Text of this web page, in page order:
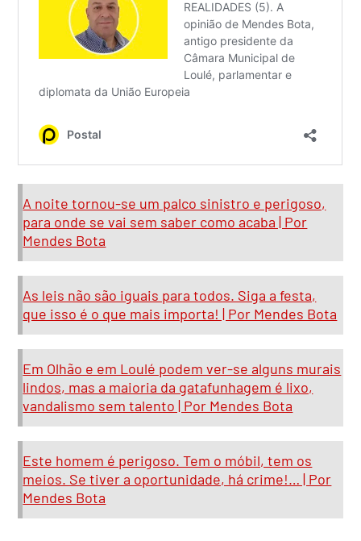
A noite tornou-se um palco sinistro e perigoso,
para onde se vai sem saber como acaba | Por
Mendes Bota
As leis não são iguais para todos. Siga a festa,
que isso é o que mais importa! | Por Mendes Bota
Em Olhão e em Loulé podem ver-se alguns murais
lindos, mas a maioria da gatafunhagem é lixo,
vandalismo sem talento | Por Mendes Bota
Este homem é perigoso. Tem o móbil, tem os
meios. Se tiver a oportunidade, há crime!… | Por
Mendes Bota